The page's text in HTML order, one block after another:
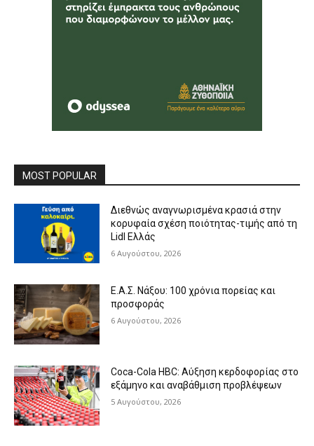
MOST POPULAR
Διεθνώς αναγνωρισμένα κρασιά στην
κορυφαία σχέση ποιότητας-τιμής από τη
Lidl Ελλάς
6 Αυγούστου, 2026
Ε.Α.Σ. Νάξου: 100 χρόνια πορείας και
προσφοράς
6 Αυγούστου, 2026
Coca-Cola HBC: Αύξηση κερδοφορίας στο
εξάμηνο και αναβάθμιση προβλέψεων
5 Αυγούστου, 2026